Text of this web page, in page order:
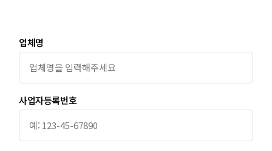
업체명
사업자등록번호